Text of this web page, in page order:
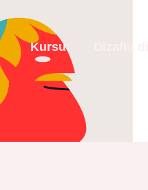
Kursu Dizafiu